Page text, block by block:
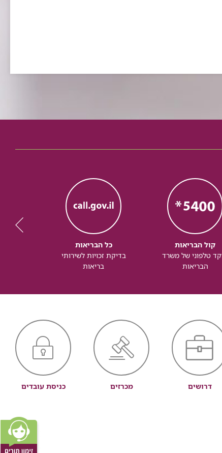
קול הבריאות
טלפוני של משרד
הבריאות
כל הבריאות
בדיקת זכויות לשירותי
בריאות
דרושים מכרזים כניסת עובדים